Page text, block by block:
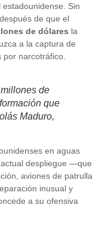
Sin
de que el
de dólares la
a la captura de
narcotráfico.
de
que
Maduro,
en aguas
despliegue —que
aviones de patrulla
inusual y
a su ofensiva